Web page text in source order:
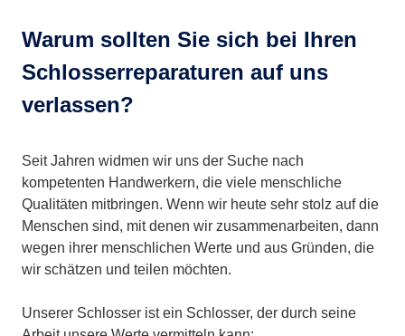
Warum sollten Sie sich bei Ihren
Schlosserreparaturen auf uns
verlassen?
Seit Jahren widmen wir uns der Suche nach
kompetenten Handwerkern, die viele menschliche
Qualitäten mitbringen. Wenn wir heute sehr stolz auf die
Menschen sind, mit denen wir zusammenarbeiten, dann
wegen ihrer menschlichen Werte und aus Gründen, die
wir schätzen und teilen möchten.
Unserer Schlosser ist ein Schlosser, der durch seine